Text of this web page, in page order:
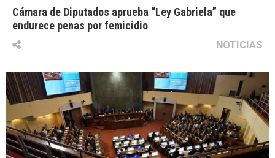
Cámara de Diputados aprueba “Ley Gabriela” que
endurece penas por femicidio
NOTICIAS